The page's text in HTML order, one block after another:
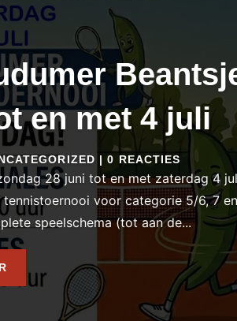
en met 4 juli
| 0 REACTIES
28 juni tot en met zaterdag 4
tennistoernooi voor categorie 5/6, 7
speelschema (tot aan de...